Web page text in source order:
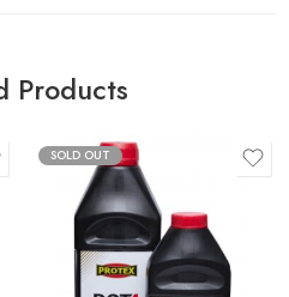
Products
SOLD OUT